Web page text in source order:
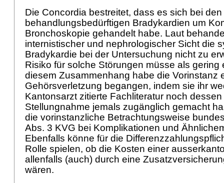
Die Concordia bestreitet, dass es sich bei
behandlungsbedürftigen Bradykardien um
Bronchoskopie gehandelt habe. Laut
internistischer und nephrologischer Sicht die
Bradykardie bei der Untersuchung nicht zu
Risiko für solche Störungen müsse als gering
diesem Zusammenhang habe die Vorinstanz
Gehörsverletzung begangen, indem sie ihr
Kantonsarzt zitierte Fachliteratur noch
Stellungnahme jemals zugänglich gemacht
die vorinstanzliche Betrachtungsweise
Abs. 3 KVG bei Komplikationen und
Ebenfalls könne für die
Rolle spielen, ob die Kosten einer
allenfalls (auch) durch eine
wären.